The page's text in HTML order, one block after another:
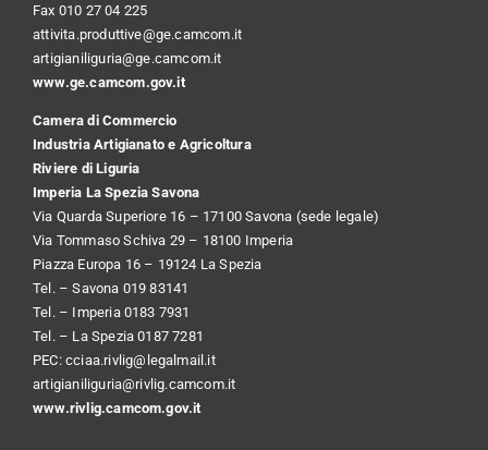
Fax 010 27 04 225
attivita.produttive@ge.camcom.it
artigianiliguria@ge.camcom.it
www.ge.camcom.gov.it
Camera di Commercio
Industria Artigianato e Agricoltura
Riviere di Liguria
Imperia La Spezia Savona
Via Quarda Superiore 16 – 17100 Savona (sede legale)
Via Tommaso Schiva 29 – 18100 Imperia
Piazza Europa 16 – 19124 La Spezia
Tel. – Savona 019 83141
Tel. – Imperia 0183 7931
Tel. – La Spezia 0187 7281
PEC: cciaa.rivlig@legalmail.it
artigianiliguria@rivlig.camcom.it
www.rivlig.camcom.gov.it